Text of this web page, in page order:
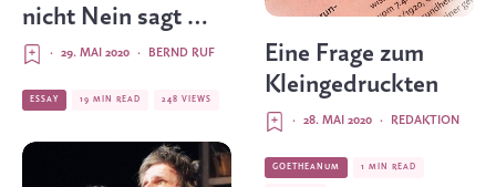
nicht Nein sagt …
BERND RUF
·
29. MAI 2020
·
ESSAY 19 MIN READ 248 VIEWS
Eine Frage zum
Kleingedruckten
REDAKTION
·
28. MAI 2020
·
GOETHEANUM 1 MIN READ